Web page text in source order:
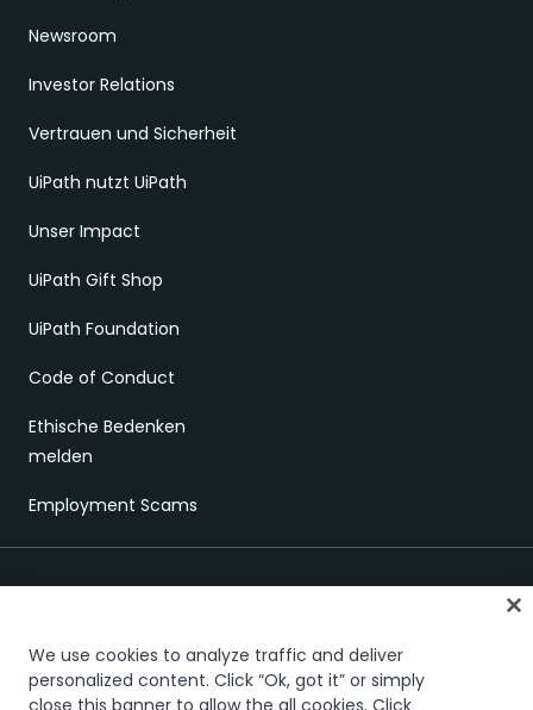
Newsroom
Investor Relations
Vertrauen und Sicherheit
UiPath nutzt UiPath
Unser Impact
UiPath Gift Shop
UiPath Foundation
Code of Conduct
Ethische Bedenken
melden
Employment Scams
Vertrauen und SicherheitTerms of UsePrivacy PolicyCookies Policy
We use cookies to analyze traffic and deliver
personalized content. Click “Ok, got it” or simply
close this banner to allow the all cookies. Click